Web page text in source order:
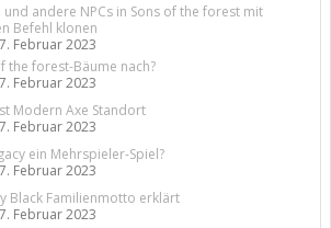
und andere NPCs in Sons of the forest mit
Befehl klonen
Februar 2023
the forest-Bäume nach?
Februar 2023
Modern Axe Standort
Februar 2023
ein Mehrspieler-Spiel?
Februar 2023
Black Familienmotto erklärt
Februar 2023